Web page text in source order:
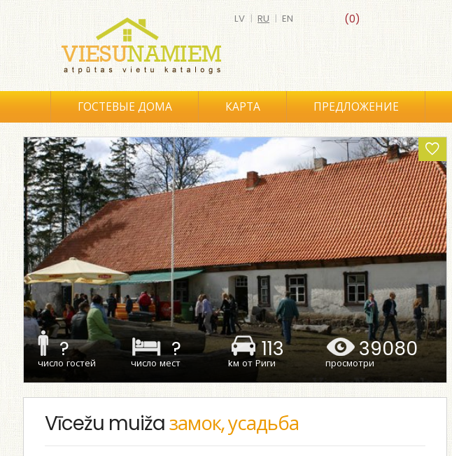
(0)
LV | RU | EN
ГОСТЕВЫЕ ДОМА КАРТА ПРЕДЛОЖЕНИЕ
?
число гостей
?
число мест
113
kм от Риги
39080
просмотри
Vīcežu muižaзамок, усадьба